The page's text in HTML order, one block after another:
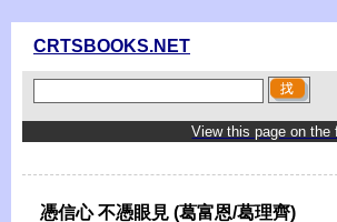
CRTSBOOKS.NET
View this page on the
憑信心 不憑眼見 (葛富恩/葛理齊)